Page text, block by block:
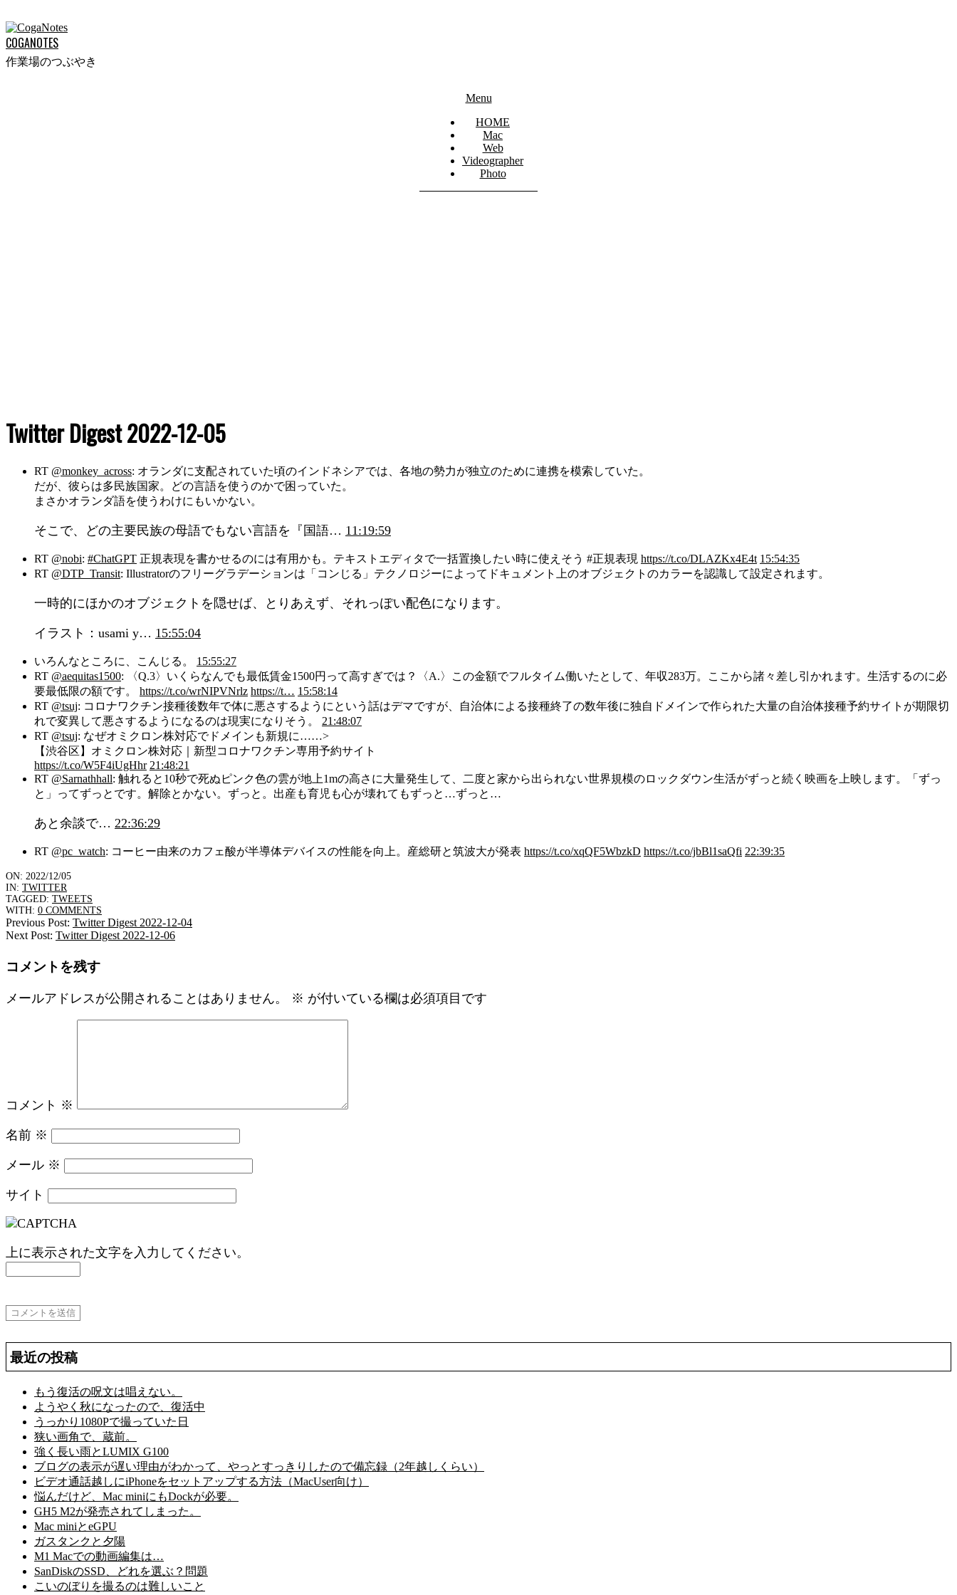
Skip
to
content
COGANOTES
作業場のつぶやき
Primary
Menu
Menu
HOME
Mac
Web
Videographer
Photo
Twitter Digest 2022-12-05
RT @monkey_across: オランダに支配されていた頃のインドネシアでは、各地の勢力が独立のために連携を模索していた。
だが、彼らは多民族国家。どの言語を使うのかで困っていた。
まさかオランダ語を使うわけにもいかない。
そこで、どの主要民族の母語でもない言語を『国語… 11:19:59
RT @nobi: #ChatGPT 正規表現を書かせるのには有用かも。テキストエディタで一括置換したい時に使えそう #正規表現 https://t.co/DLAZKx4E4t 15:54:35
RT @DTP_Transit: Illustratorのフリーグラデーションは「コンじる」テクノロジーによってドキュメント上のオブジェクトのカラーを認識して設定されます。
一時的にほかのオブジェクトを隠せば、とりあえず、それっぽい配色になります。
イラスト：usami y… 15:55:04
いろんなところに、こんじる。 15:55:27
RT @aequitas1500: 〈Q.3〉いくらなんでも最低賃金1500円って高すぎでは？〈A.〉この金額でフルタイム働いたとして、年収283万。ここから諸々差し引かれます。生活するのに必
要最低限の額です。 https://t.co/wrNIPVNrlz https://t… 15:58:14
RT @tsuj: コロナワクチン接種後数年で体に悪さするようにという話はデマですが、自治体による接種終了の数年後に独自ドメインで作られた大量の自治体接種予約サイトが期限切
れで変異して悪さするようになるのは現実になりそう。 21:48:07
RT @tsuj: なぜオミクロン株対応でドメインも新規に……>
【渋谷区】オミクロン株対応｜新型コロナワクチン専用予約サイト
https://t.co/W5F4iUgHhr 21:48:21
RT @Sarnathhall: 触れると10秒で死ぬピンク色の雲が地上1mの高さに大量発生して、二度と家から出られない世界規模のロックダウン生活がずっと続く映画を上映します。「ずっ
と」ってずっとです。解除とかない。ずっと。出産も育児も心が壊れてもずっと…ずっと…
あと余談で… 22:36:29
RT @pc_watch: コーヒー由来のカフェ酸が半導体デバイスの性能を向上。産総研と筑波大が発表 https://t.co/xqQF5WbzkD https://t.co/jbBl1saQfi 22:39:35
2022-
12-
05
ON: 2022/12/05
IN: TWITTER
TAGGED: TWEETS
WITH: 0 COMMENTS
Previous Post: Twitter Digest 2022-12-04
Next Post: Twitter Digest 2022-12-06
コメントを残す
メールアドレスが公開されることはありません。 ※ が付いている欄は必須項目です
コメント ※
名前 ※
メール ※
サイト
上に表示された文字を入力してください。
最近の投稿
もう復活の呪文は唱えない。
ようやく秋になったので、復活中
うっかり1080Pで撮っていた日
狭い画角で、蔵前。
強く長い雨とLUMIX G100
ブログの表示が遅い理由がわかって、やっとすっきりしたので備忘録（2年越しくらい）
ビデオ通話越しにiPhoneをセットアップする方法（MacUser向け）
悩んだけど、Mac miniにもDockが必要。
GH5 M2が発売されてしまった。
Mac miniとeGPU
ガスタンクと夕陽
M1 Macでの動画編集は…
SanDiskのSSD、どれを選ぶ？問題
こいのぼりを撮るのは難しいこと